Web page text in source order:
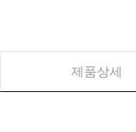
제품상세